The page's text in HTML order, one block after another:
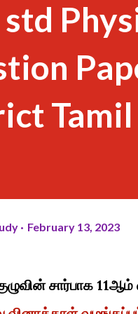
February 13, 2023
சார்பாக